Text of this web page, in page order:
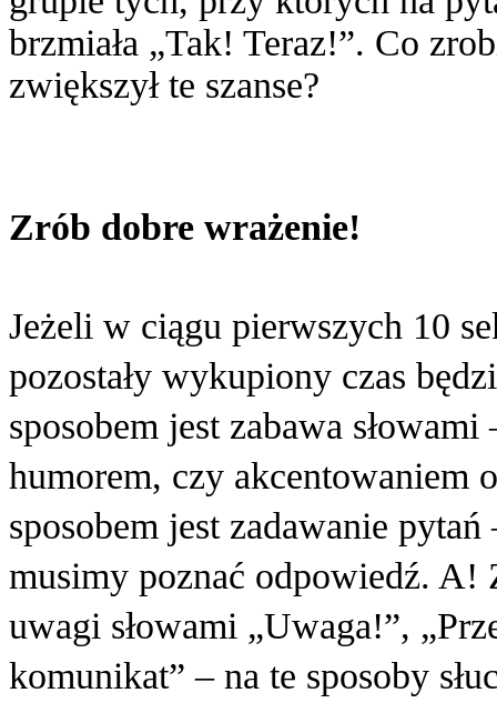
brzmiała „Tak! Teraz!”. Co
zwiększył te szanse?
Zrób dobre wrażenie!
Jeżeli w ciągu pierwszych 10
pozostały wykupiony czas
sposobem jest zabawa
humorem, czy akcentowaniem
sposobem jest zadawanie
musimy poznać odpowiedź. A!
uwagi słowami „Uwaga!”,
komunikat” – na te sposoby